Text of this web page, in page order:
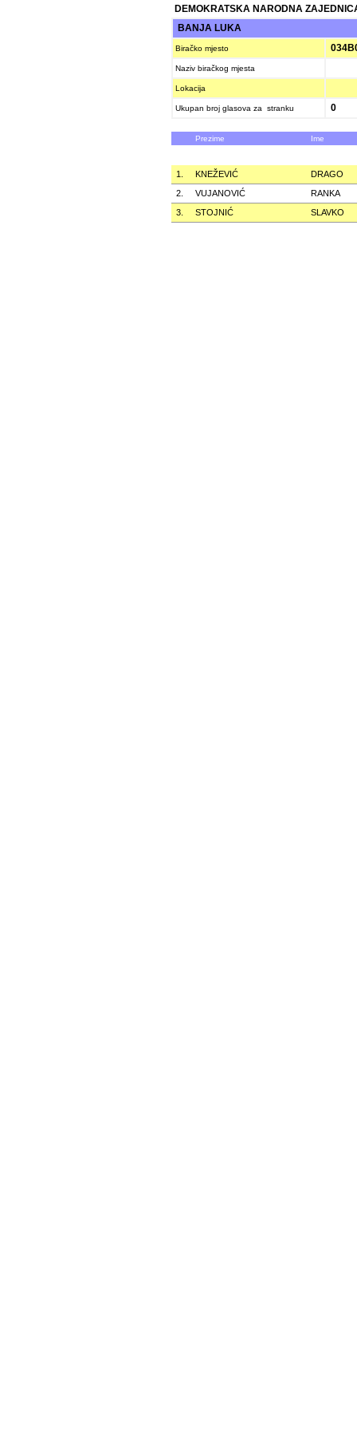
DEMOKRATSKA NARODNA
BANJA LUKA
Biračko mjesto
Naziv biračkog mjesta
Lokacija
Ukupan broj glasova za stranku 0
Prezime Ime
1. KNEŽEVIĆ
DRAGO
2.
VUJANOVIĆ
RANKA
3.
STOJNIĆ SLAVKO